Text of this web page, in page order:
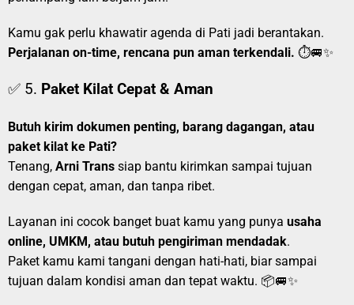
Kamu gak perlu khawatir agenda di Pati jadi berantakan.
Perjalanan on-time, rencana pun aman terkendali. ⏱️🚐✨
✅ 5. Paket Kilat Cepat & Aman
Butuh kirim dokumen penting, barang dagangan, atau
paket kilat ke Pati?
Tenang, Arni Trans siap bantu kirimkan sampai tujuan
dengan cepat, aman, dan tanpa ribet.
Layanan ini cocok banget buat kamu yang punya usaha
online, UMKM, atau butuh pengiriman mendadak.
Paket kamu kami tangani dengan hati-hati, biar sampai
tujuan dalam kondisi aman dan tepat waktu. 📦🚐✨